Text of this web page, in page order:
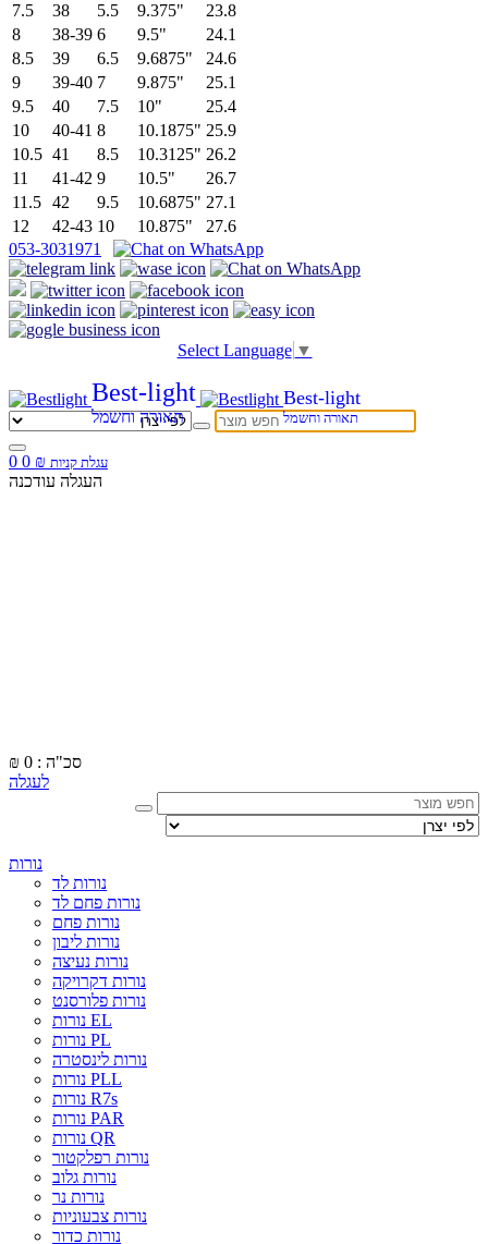
7.5
38 5.5 9.375"
23.8
8
38-39 6 9.5"
24.1
8.5
39 6.5 9.6875"
24.6
9
39-40 7 9.875"
25.1
9.5
40 7.5 10"
25.4
10
40-41 8 10.1875" 25.9
10.5 41 8.5 10.3125" 26.2
11
41-42 9 10.5"
26.7
11.5 42 9.5 10.6875" 27.1
12
42-43 10 10.875"
27.6
053-3031971
Select Language ▼
Best-light
תאורה וחשמל
Best-light
תאורה וחשמל
0 עגלת קניות ₪
0
העגלה עודכנה
₪
סכ"ה : 0
לעגלה
נורות
נורות לד
נורות פחם לד
נורות פחם
נורות ליבון
נורות נעיצה
נורות דקרויקה
נורות פלורסנט
נורות EL
נורות PL
נורות לינסטרה
נורות PLL
נורות R7s
נורות PAR
נורות QR
נורות רפלקטור
נורות גלוב
נורות נר
נורות צבעוניות
נורות כדור